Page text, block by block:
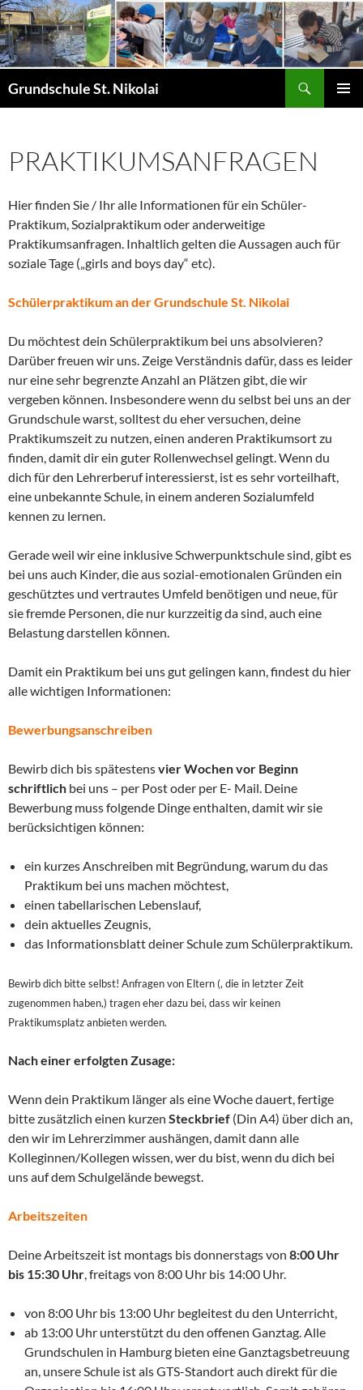
Zum
Inhalt
springen
Grundschule St. Nikolai
PRAKTIKUMSANFRAGEN
Hier finden Sie / Ihr alle Informationen für ein Schüler-
Praktikum, Sozialpraktikum oder anderweitige
Praktikumsanfragen. Inhaltlich gelten die Aussagen auch für
soziale Tage („girls and boys day“ etc).
Schülerpraktikum an der Grundschule St. Nikolai
Du möchtest dein Schülerpraktikum bei uns absolvieren?
Darüber freuen wir uns. Zeige Verständnis dafür, dass es leider
nur eine sehr begrenzte Anzahl an Plätzen gibt, die wir
vergeben können. Insbesondere wenn du selbst bei uns an der
Grundschule warst, solltest du eher versuchen, deine
Praktikumszeit zu nutzen, einen anderen Praktikumsort zu
finden, damit dir ein guter Rollenwechsel gelingt. Wenn du
dich für den Lehrerberuf interessierst, ist es sehr vorteilhaft,
eine unbekannte Schule, in einem anderen Sozialumfeld
kennen zu lernen.
Gerade weil wir eine inklusive Schwerpunktschule sind, gibt es
bei uns auch Kinder, die aus sozial-emotionalen Gründen ein
geschütztes und vertrautes Umfeld benötigen und neue, für
sie fremde Personen, die nur kurzzeitig da sind, auch eine
Belastung darstellen können.
Damit ein Praktikum bei uns gut gelingen kann, findest du hier
alle wichtigen Informationen:
Bewerbungsanschreiben
Bewirb dich bis spätestensvier Wochen vor Beginn
schriftlich bei uns – per Post oder per E- Mail. Deine
Bewerbung muss folgende Dinge enthalten, damit wir sie
berücksichtigen können:
ein kurzes Anschreiben mit Begründung, warum du das
Praktikum bei uns machen möchtest,
einen tabellarischen Lebenslauf,
dein aktuelles Zeugnis,
das Informationsblatt deiner Schule zum Schülerpraktikum.
Bewirb dich bitte selbst! Anfragen von Eltern (, die in letzter Zeit
zugenommen haben,) tragen eher dazu bei, dass wir keinen
Praktikumsplatz anbieten werden.
Nach einer erfolgten Zusage:
Wenn dein Praktikum länger als eine Woche dauert, fertige
bitte zusätzlich einen kurzen Steckbrief (Din A4) über dich an,
den wir im Lehrerzimmer aushängen, damit dann alle
Kolleginnen/Kollegen wissen, wer du bist, wenn du dich bei
uns auf dem Schulgelände bewegst.
Arbeitszeiten
Deine Arbeitszeit ist montags bis donnerstags von 8:00 Uhr
bis 15:30 Uhr, freitags von 8:00 Uhr bis 14:00 Uhr.
von 8:00 Uhr bis 13:00 Uhr begleitest du den Unterricht,
ab 13:00 Uhr unterstützt du den offenen Ganztag. Alle
Grundschulen in Hamburg bieten eine Ganztagsbetreuung
an, unsere Schule ist als GTS-Standort auch direkt für die